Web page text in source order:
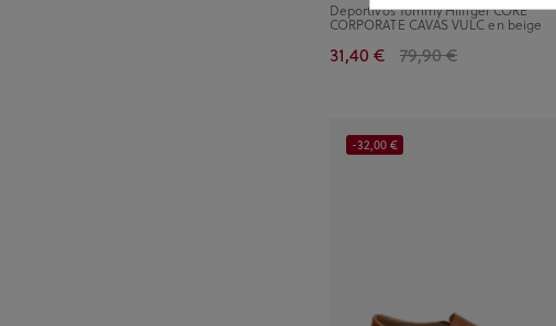
Deportivos Tommy Hilfiger CORE
CORPORATE CAVAS VULC en beige
31,40 € 79,90 €
-32,00 €